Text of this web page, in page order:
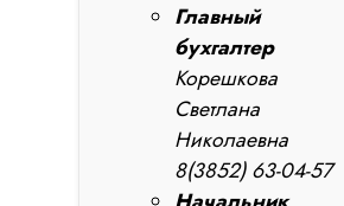
Главный
бухгалтер
Корешкова
Светлана
Николаевна
8(3852) 63-04-57